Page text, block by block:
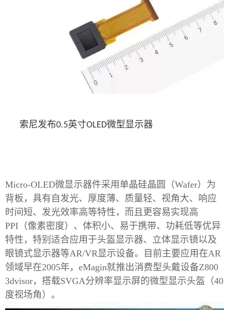
索尼发布0.5英寸OLED微型显示器
Micro-OLED微显示器件采用单晶硅晶圆（Wafer）为
背板，具有自发光、厚度薄、质量轻、视角大、响应
时间短、发光效率高等特性，而且更容易实现高
PPI（像素密度）、体积小、易于携带、功耗低等优异
特性，特别适合应用于头盔显示器、立体显示镜以及
眼镜式显示器等AR/VR显示设备。目前主要应用在AR
领域早在2005年，eMagin就推出消费型头戴设备Z800
3dvisor，搭载SVGA分辨率显示屏的微型显示头盔（40
度视场角）。